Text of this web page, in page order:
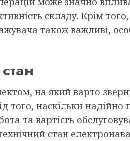
складу. Крім
також важливі,
на який варто
того, наскільки надійно
та вартість
стан